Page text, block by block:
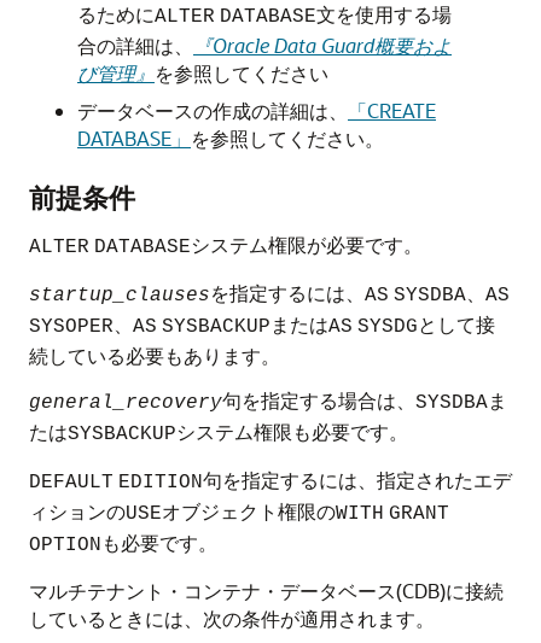
るためにALTER DATABASE文を使用する場
合の詳細は、
『Oracle Data Guard概要およ
び管理』 を参照してください
データベースの作成の詳細は、
「CREATE
DATABASE」 を参照してください。
前提条件
ALTER DATABASEシステム権限が必要です。
startup_clausesを指定するには、 AS SYSDBA
AS
SYSOPER
AS SYSBACKUP またはAS SYSDGとして接
続している必要もあります。
general_recovery句を指定する場合は、 SYSDBAま
たはSYSBACKUPシステム権限も必要です。
DEFAULT EDITION句を指定するには、指定されたエデ
ィションのUSEオブジェクト権限のWITH GRANT
OPTION も必要です。
マルチテナント・コンテナ・データベース(CDB)に接続
しているときには、次の条件が適用されます。